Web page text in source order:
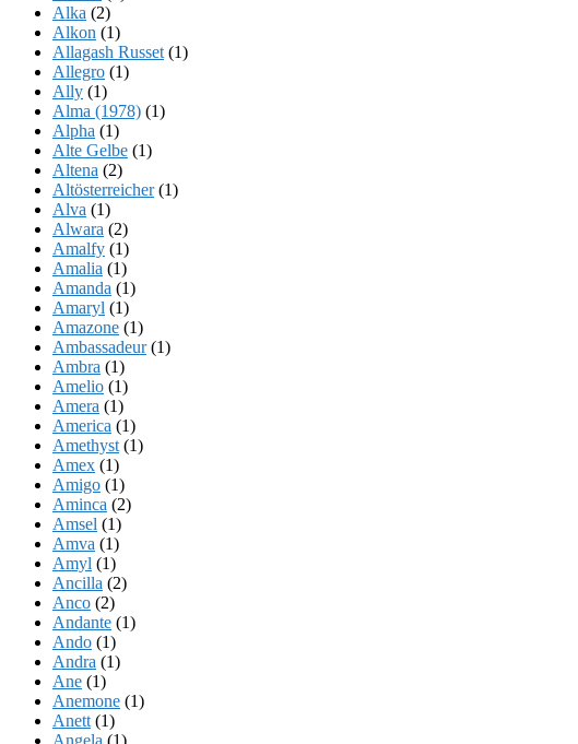
Alka (2)
Alkon (1)
Allagash Russet (1)
Allegro (1)
Ally (1)
Alma (1978) (1)
Alpha (1)
Alte Gelbe (1)
Altena (2)
Altösterreicher(1)
Alva (1)
Alwara (2)
Amalfy (1)
Amalia (1)
Amanda (1)
Amaryl (1)
Amazone (1)
Ambassadeur(1)
Ambra (1)
Amelio (1)
Amera (1)
America (1)
Amethyst (1)
Amex (1)
Amigo (1)
Aminca (2)
Amsel (1)
Amva (1)
Amyl (1)
Ancilla (2)
Anco (2)
Andante (1)
Ando (1)
Andra (1)
Ane (1)
Anemone (1)
Anett (1)
Angela (1)